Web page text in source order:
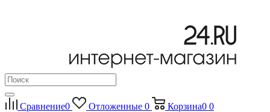
Сравнение0 Отложенные 0 Корзина0 0